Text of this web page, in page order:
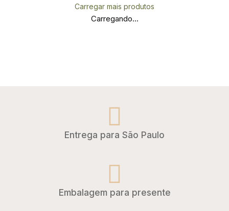
Carregar mais produtos
Carregando...
Entrega para São Paulo
Embalagem para presente